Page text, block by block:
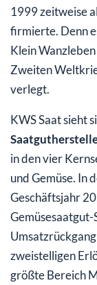
1999 zeitweise
firmierte. Denn
Klein
Zweiten
verlegt.
KWS Saat sieht
in den vier
und Gemüse. In
Geschäftsjahr
zweistelligen
größte Bereich